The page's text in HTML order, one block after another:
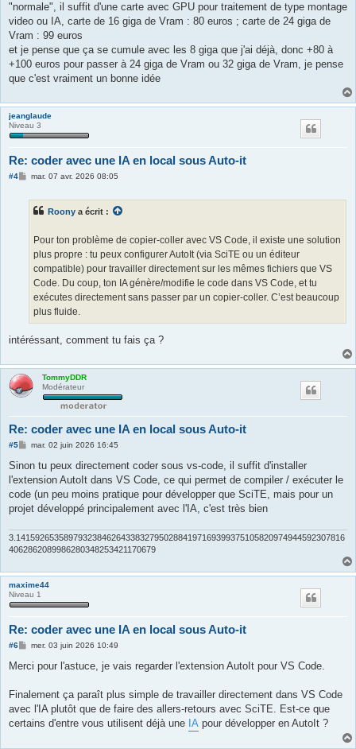
a
g
"normale", il suffit d'une carte avec GPU pour traitement de type montage
video ou IA, carte de 16 giga de Vram : 80 euros ; carte de 24 giga de
Vram : 99 euros
et je pense que ça se cumule avec les 8 giga que j'ai déjà, donc +80 à
+100 euros pour passer à 24 giga de Vram ou 32 giga de Vram, je pense
que c'est vraiment un bonne idée
jeanglaude
Niveau 3
Re: coder avec une IA en local sous Auto-it
#4
Mmar. 07 avr. 2026 08:05
Roony a écrit :
Pour ton problème de copier-coller avec VS Code, il existe une solution
plus propre : tu peux configurer AutoIt (via SciTE ou un éditeur
compatible) pour travailler directement sur les mêmes fichiers que VS
Code. Du coup, ton IA génère/modifie le code dans VS Code, et tu
exécutes directement sans passer par un copier-coller. C’est beaucoup
plus fluide.
intéréssant, comment tu fais ça ?
TommyDDR
Modérateur
Re: coder avec une IA en local sous Auto-it
#5
M
s
a
g
mar. 02 juin 2026 16:45
Sinon tu peux directement coder sous vs-code, il suffit d'installer
l'extension AutoIt dans VS Code, ce qui permet de compiler / exécuter le
code (un peu moins pratique pour développer que SciTE, mais pour un
projet développé principalement avec l'IA, c'est très bien
3.141592653589793238462643383279502884197169399375105820974944592307816
4062862089986280348253421170679
maxime44
Niveau 1
Re: coder avec une IA en local sous Auto-it
#6
M
s
g
mer. 03 juin 2026 10:49
Merci pour l'astuce, je vais regarder l'extension AutoIt pour VS Code.
Finalement ça paraît plus simple de travailler directement dans VS Code
avec l'IA plutôt que de faire des allers-retours avec SciTE. Est-ce que
certains d'entre vous utilisent déjà une IA pour développer en AutoIt ?